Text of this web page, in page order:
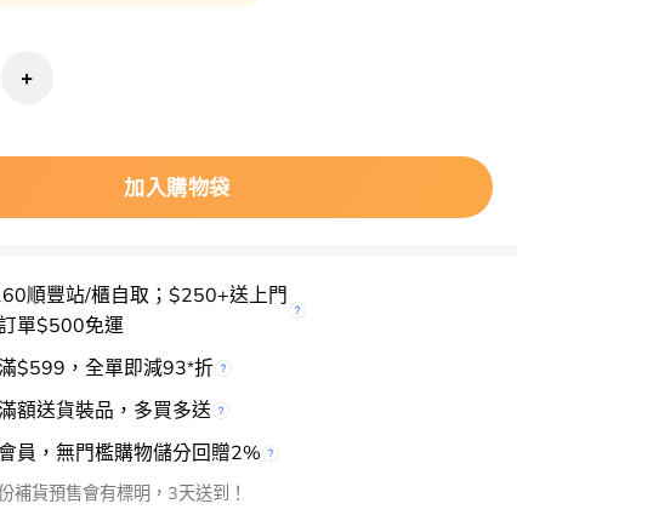
3D Lifting Cream Mist 3維立體提拉彈力抗老益生菌乳霜噴
加入購物袋
順豐站/櫃自取；$250+送上門
單$500免運
$599，全單即減93*折
額送貨裝品，多買多送
員，無門檻購物儲分回贈2%
補貨預售會有標明，3天送到！